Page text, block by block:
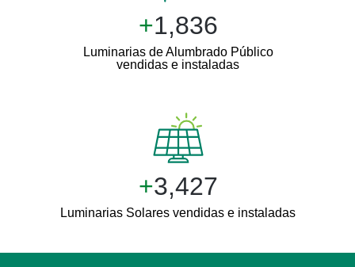
+1,836
Luminarias de Alumbrado Público
vendidas e instaladas
+3,427
Luminarias Solares vendidas e instaladas